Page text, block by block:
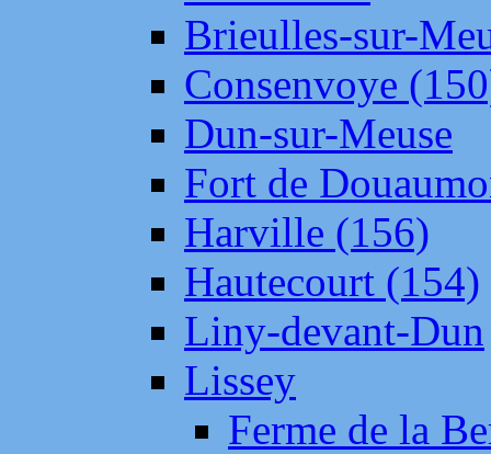
Brieulles-sur-
Consenvoye
Dun-sur-Meuse
Fort de
Harville (156)
Hautecourt (154)
Liny-devant-Dun
Lissey
Ferme de la